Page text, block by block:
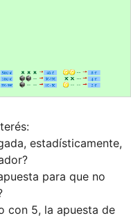
estadísticamente,
para que no
con 5, la apuesta de